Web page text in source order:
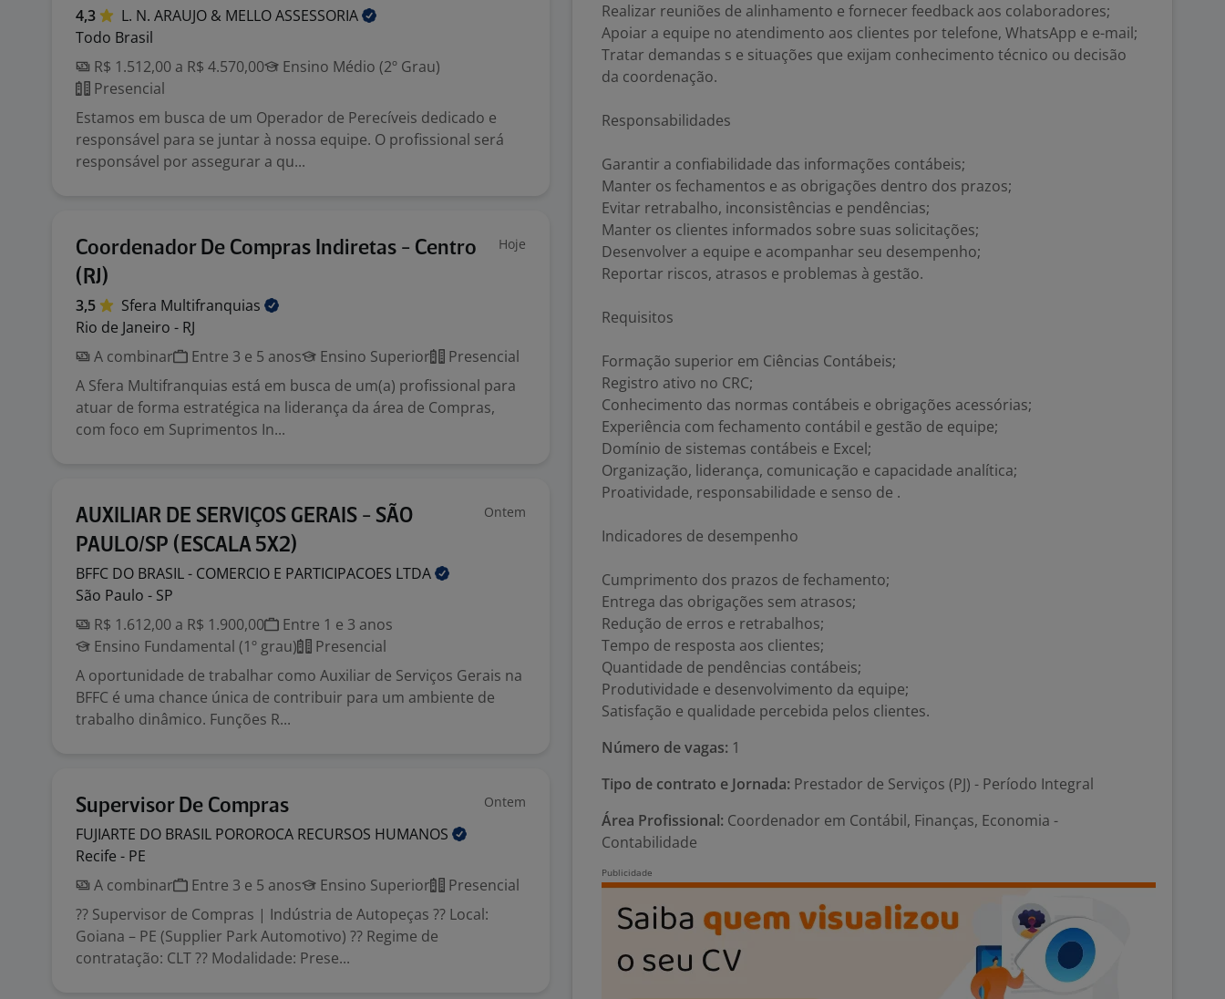
4,3 L. N. ARAUJO & MELLOASSESSORIA
Todo Brasil
R$ 1.512,00 a R$ 4.570,00
Ensino Médio (2º Grau)
Presencial
Estamos em busca de um Operador de Perecíveis dedicado e
responsável para se juntar à nossa equipe. O profissional será
responsável por assegurar a qu...
Coordenador De Compras Indiretas - Centro
(RJ)
Hoje
3,5 Sfera Multifranquias
Rio de Janeiro - RJ
A combinar
Entre 3 e 5 anos Ensino Superior
Presencial
A Sfera Multifranquias está em busca de um(a) profissional para
atuar de forma estratégica na liderança da área de Compras,
com foco em Suprimentos In...
AUXILIAR DE SERVIÇOS GERAIS - SÃO
PAULO/SP (ESCALA 5X2)
Ontem
BFFC DO BRASIL - COMERCIO E PARTICIPACOES LTDA
São Paulo - SP
R$ 1.612,00 a R$ 1.900,00
Entre 1 e 3 anos
Ensino Fundamental (1º grau)
Presencial
A oportunidade de trabalhar como Auxiliar de Serviços Gerais na
BFFC é uma chance única de contribuir para um ambiente de
trabalho dinâmico. Funções R...
Supervisor De Compras Ontem
FUJIARTE DO BRASIL POROROCA RECURSOS HUMANOS
Recife - PE
A combinar
Entre 3 e 5 anos Ensino Superior
Presencial
?? Supervisor de Compras | Indústria de Autopeças ?? Local:
Goiana – PE (Supplier Park Automotivo) ?? Regime de
contratação: CLT ?? Modalidade: Prese...
Realizar reuniões de alinhamento e fornecer feedback aos colaboradores;
Apoiar a equipe no atendimento aos clientes por telefone, WhatsApp e e-mail;
Tratar demandas s e situações que exijam conhecimento técnico ou decisão
da coordenação.
Responsabilidades
Garantir a confiabilidade das informações contábeis;
Manter os fechamentos e as obrigações dentro dos prazos;
Evitar retrabalho, inconsistências e pendências;
Manter os clientes informados sobre suas solicitações;
Desenvolver a equipe e acompanhar seu desempenho;
Reportar riscos, atrasos e problemas à gestão.
Requisitos
Formação superior em Ciências Contábeis;
Registro ativo no CRC;
Conhecimento das normas contábeis e obrigações acessórias;
Experiência com fechamento contábil e gestão de equipe;
Domínio de sistemas contábeis e Excel;
Organização, liderança, comunicação e capacidade analítica;
Proatividade, responsabilidade e senso de .
Indicadores de desempenho
Cumprimento dos prazos de fechamento;
Entrega das obrigações sem atrasos;
Redução de erros e retrabalhos;
Tempo de resposta aos clientes;
Quantidade de pendências contábeis;
Produtividade e desenvolvimento da equipe;
Satisfação e qualidade percebida pelos clientes.
Número de vagas: 1
Tipo de contrato e Jornada: Prestador de Serviços (PJ) - Período Integral
Área Profissional: Coordenador em Contábil, Finanças, Economia -
Contabilidade